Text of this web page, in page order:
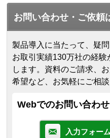
お問い合わせ・ご依頼
製品導入に当たって、疑
お取引実績130万社の経験
します。 資料のご請求、
希望など、お気軽にご相談
Webでのお問い合わせ
入力フォー